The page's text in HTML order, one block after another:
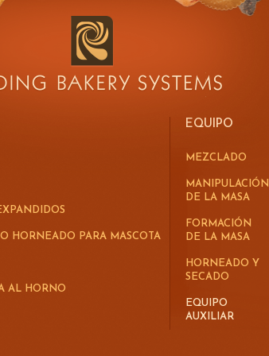
CONOCER MÁS ACERCA DE SAFESHIELD
HORNEADO PARA MASCOTA
AL HORNO
EQUIPO
MEZCLADO
MANIPULACIÓN
DE LA MASA
FORMACIÓN
DE LA MASA
HORNEADO Y
SECADO
EQUIPO
AUXILIAR